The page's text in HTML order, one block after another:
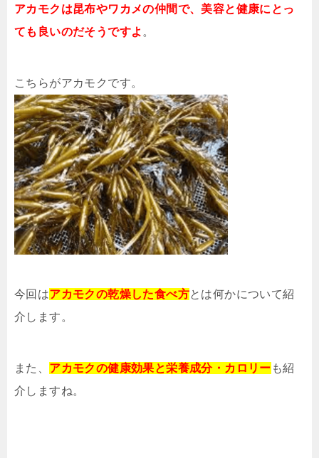
アカモクは昆布やワカメの仲間で、美容と健康にとっ
ても良いのだそうですよ 。
こちらがアカモクです。
今回はアカモクの乾燥した食べ方とは何かについて紹
介します。
また、 アカモクの健康効果と栄養成分・カロリー も紹
介しますね。